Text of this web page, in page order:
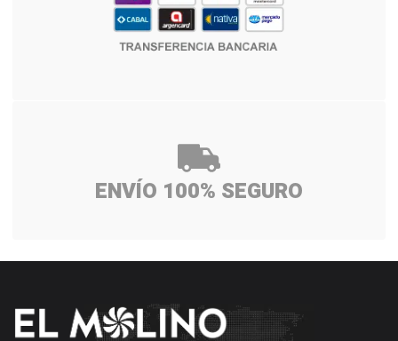
ENVÍO 100% SEGURO